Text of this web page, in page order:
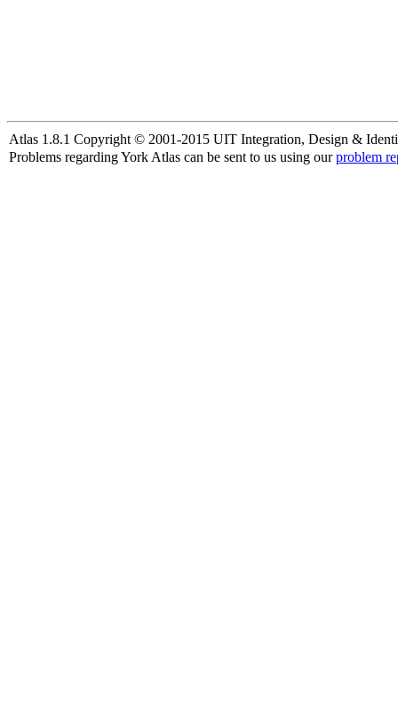
Atlas 1.8.1 Copyright © 2001-2015 UIT Integration, Design &
Problems regarding York Atlas can be sent to us using ourproblem